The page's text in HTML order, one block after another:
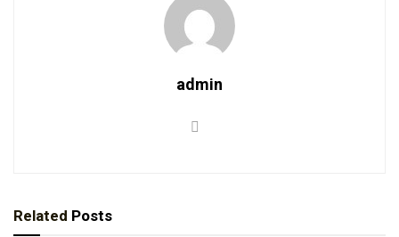
admin
Related Posts